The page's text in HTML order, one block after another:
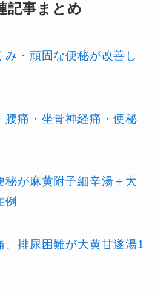
記事まとめ
み・頑固な便秘が改善し
腰痛・坐骨神経痛・便秘
秘が麻黄附子細辛湯＋大
例
、排尿困難が大黄甘遂湯1